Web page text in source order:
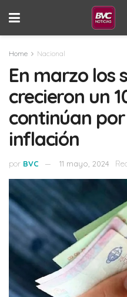
Home Nacional
En marzo los
crecieron un
continúan
inflación
por BVC 11 mayo, 2024